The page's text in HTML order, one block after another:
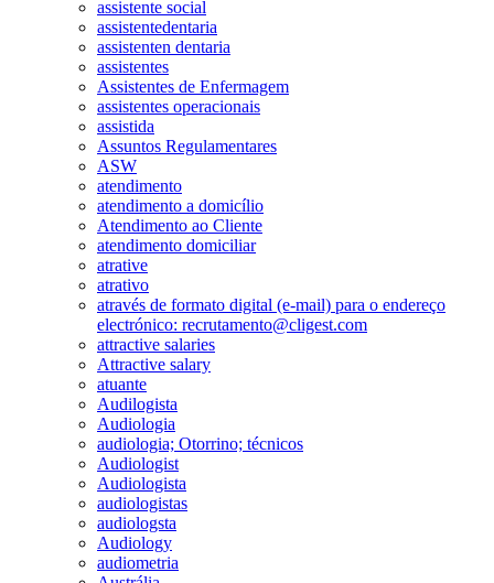
assistente social
assistentedentaria
assistenten dentaria
assistentes
Assistentes de Enfermagem
assistentes operacionais
assistida
Assuntos Regulamentares
ASW
atendimento
atendimento a domicílio
Atendimento ao Cliente
atendimento domiciliar
atrative
atrativo
através de formato digital (e-mail) para o endereço
electrónico: recrutamento@cligest.com
attractive salaries
Attractive salary
atuante
Audilogista
Audiologia
audiologia; Otorrino; técnicos
Audiologist
Audiologista
audiologistas
audiologsta
Audiology
audiometria